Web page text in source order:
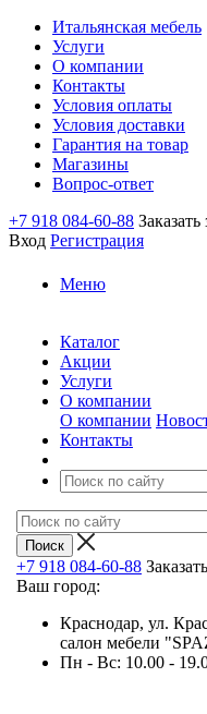
Итальянская мебель
Услуги
О компании
Контакты
Условия оплаты
Условия доставки
Гарантия на товар
Магазины
Вопрос-ответ
+7 918 084-60-88
Вход Регистрация
Меню
Каталог
Акции
Услуги
О компании
О компании
Контакты
+7 918 084-60-88
Ваш город:
Краснодар, ул.
салон мебели
Пн - Вс: 10.00 -